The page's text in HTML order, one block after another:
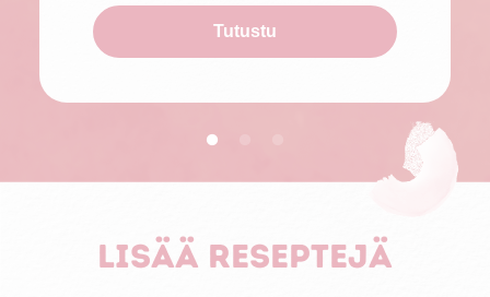
Tutustu
Lisää reseptejä